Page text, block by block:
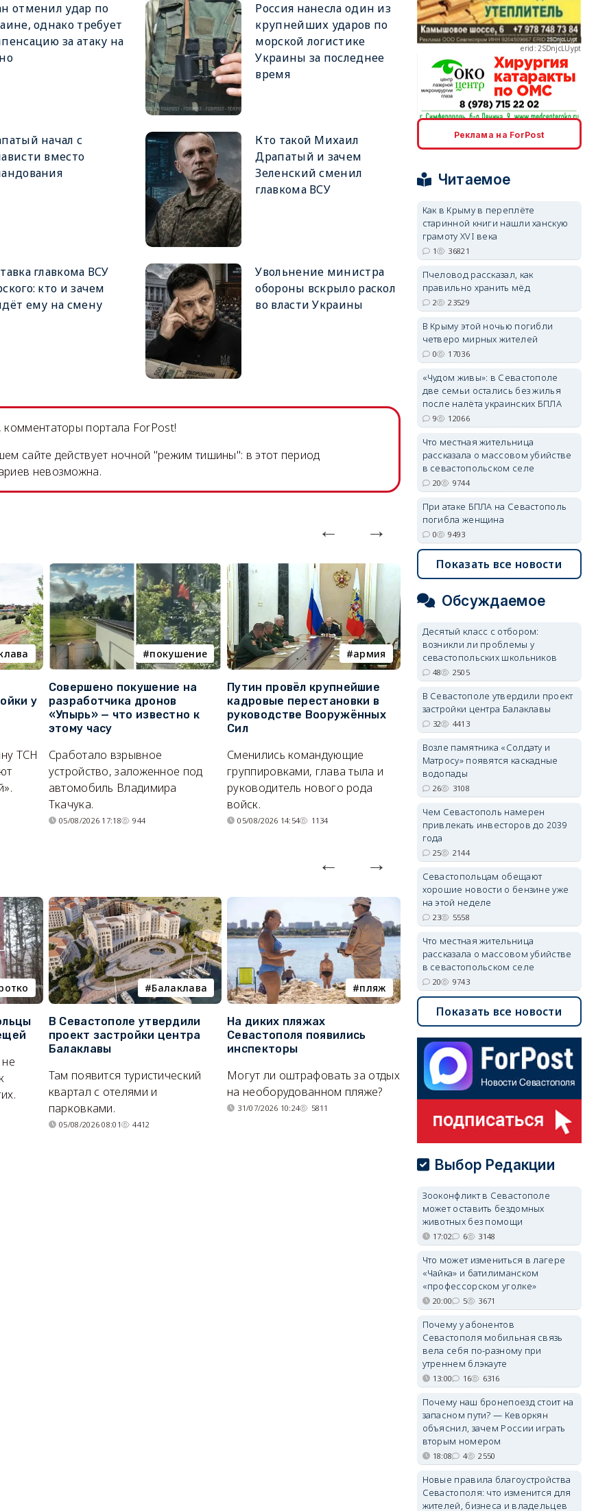
отменил удар по
однако требует
за атаку на
Россия нанесла один из
крупнейших ударов по
морской логистике
Украины за последнее
время
начал с
вместо
Кто такой Михаил
Драпатый и зачем
Зеленский сменил
главкома ВСУ
главкома ВСУ
кто и зачем
ему на смену
Увольнение министра
обороны вскрыло раскол
во власти Украины
портала ForPost!
сайте действует ночной "режим тишины": в этот период
невозможна.
у
ТСН
покушение
Совершено покушение на
разработчика дронов
«Упырь» — что известно к
этому часу
Сработало взрывное
устройство, заложенное под
автомобиль Владимира
Ткачука.
05/08/2026 17:18 944
армия
Путин провёл крупнейшие
кадровые перестановки в
руководстве Вооружённых
Сил
Сменились командующие
группировками, глава тыла и
руководитель нового рода
войск.
05/08/2026 14:54 1134
Балаклава
проект застройки центра
Балаклавы
Там появится туристический
квартал с отелями и
парковками.
05/08/2026 08:01
Балаклава
В Севастополе утвердили
проект застройки центра
Балаклавы
Там появится туристический
квартал с отелями и
парковками.
05/08/2026 08:01 4412
пляж
На диких пляжах
Севастополя появились
инспекторы
Могут ли оштрафовать за отдых
на необорудованном пляже?
31/07/2026 10:24 5811
туризм
Двух москвичей на
сапбордах унесло от берега
Крыма на километр в море
Спасатели благополучно
вернули туристов обратно на
29/07/2026 17:03 6369
erid: 2SDnjcLUypt
erid: 2SDnjdPjgYS
erid: 2SDnjdvhGXG
Реклама на ForPost
Читаемое
Как в Крыму в переплёте
старинной книги нашли ханскую
грамоту XVI века
1 36821
Пчеловод рассказал, как
правильно хранить мёд
2 23529
В Крыму этой ночью погибли
четверо мирных жителей
0 17036
«Чудом живы»: в Севастополе
две семьи остались без жилья
после налёта украинских БПЛА
9 12066
Что местная жительница
рассказала о массовом убийстве
в севастопольском селе
20 9744
При атаке БПЛА на Севастополь
погибла женщина
0 9493
Показать все новости
Обсуждаемое
Десятый класс с отбором:
возникли ли проблемы у
севастопольских школьников
48 2505
В Севастополе утвердили проект
застройки центра Балаклавы
32 4413
Возле памятника «Солдату и
Матросу» появятся каскадные
водопады
26 3108
Чем Севастополь намерен
привлекать инвесторов до 2039
года
25 2144
Севастопольцам обещают
хорошие новости о бензине уже
на этой неделе
23 5558
Что местная жительница
рассказала о массовом убийстве
в севастопольском селе
20 9743
Показать все новости
Выбор Редакции
Зооконфликт в Севастополе
может оставить бездомных
животных без помощи
17:02 6 3148
Что может измениться в лагере
«Чайка» и батилиманском
«профессорском уголке»
20:00 5 3671
Почему у абонентов
Севастополя мобильная связь
вела себя по-разному при
утреннем блэкауте
13:00 16 6316
Почему наш бронепоезд стоит на
запасном пути? — Кеворкян
объяснил, зачем России играть
вторым номером
18:08 4 2550
Новые правила благоустройства
Севастополя: что изменится для
жителей, бизнеса и владельцев